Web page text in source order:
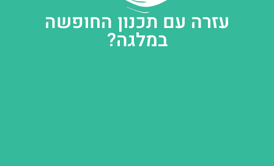
עזרה עם תכנון החופשה
במלגה?